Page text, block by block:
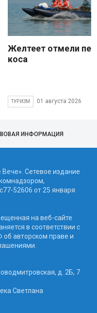
Желтеет отмели
коса
ТУРИЗМ 01 августа 2026
ИНФОРМАЦИЯ
Сетевое издание
52606 от 25 января
на веб-сайте
в соответствии с
об авторском праве и
д. 2Б, 7
Светлана